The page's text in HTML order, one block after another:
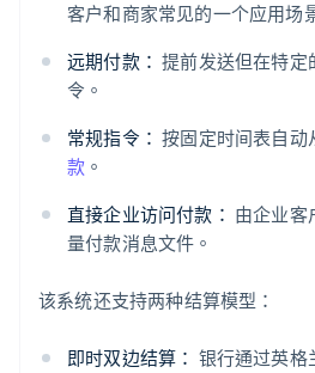
客户和商家常见的一个应用场
远期付款： 提前发送但在特定
令。
常规指令： 按固定时间表自动
款 。
直接企业访问付款： 由企业客
量付款消息文件。
该系统还支持两种结算模型：
即时双边结算： 银行通过英格